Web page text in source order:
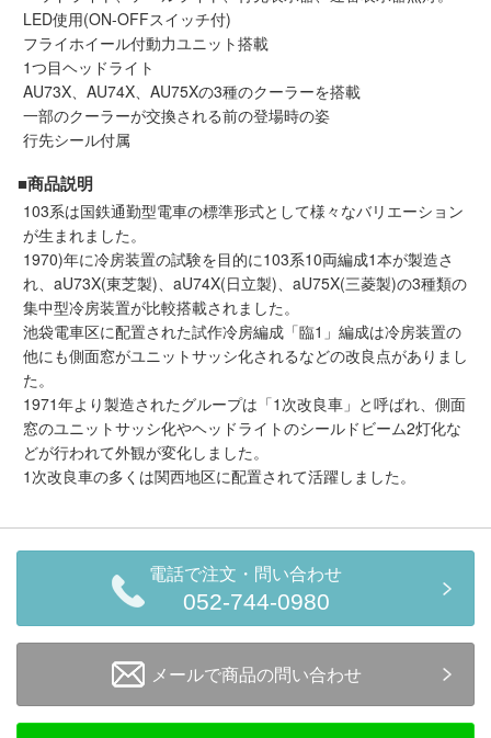
会員ランクについて
会社概要
レビューについて
LED使用(ON-OFFスイッチ付)
フライホイール付動力ユニット搭載
1つ目ヘッドライト
AU73X、AU74X、AU75Xの3種のクーラーを搭載
一部のクーラーが交換される前の登場時の姿
行先シール付属
■商品説明
103系は国鉄通勤型電車の標準形式として様々なバリエーション
が生まれました。
1970)年に冷房装置の試験を目的に103系10両編成1本が製造さ
れ、aU73X(東芝製)、aU74X(日立製)、aU75X(三菱製)の3種類の
集中型冷房装置が比較搭載されました。
池袋電車区に配置された試作冷房編成「臨1」編成は冷房装置の
他にも側面窓がユニットサッシ化されるなどの改良点がありまし
た。
1971年より製造されたグループは「1次改良車」と呼ばれ、側面
窓のユニットサッシ化やヘッドライトのシールドビーム2灯化な
どが行われて外観が変化しました。
1次改良車の多くは関西地区に配置されて活躍しました。
電話で注文・問い合わせ
052-744-0980
メールで商品の問い合わせ